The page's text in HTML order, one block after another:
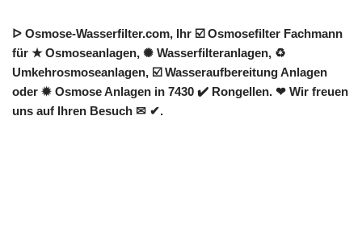
ᐅ Osmose-Wasserfilter.com, Ihr ☑️ Osmosefilter Fachmann
für ★ Osmoseanlagen, ✺ Wasserfilteranlagen, ♻
Umkehrosmoseanlagen, ☑️ Wasseraufbereitung Anlagen
oder ✹ Osmose Anlagen in 7430 ✔️ Rongellen. ❤ Wir freuen
uns auf Ihren Besuch ✉ ✔.